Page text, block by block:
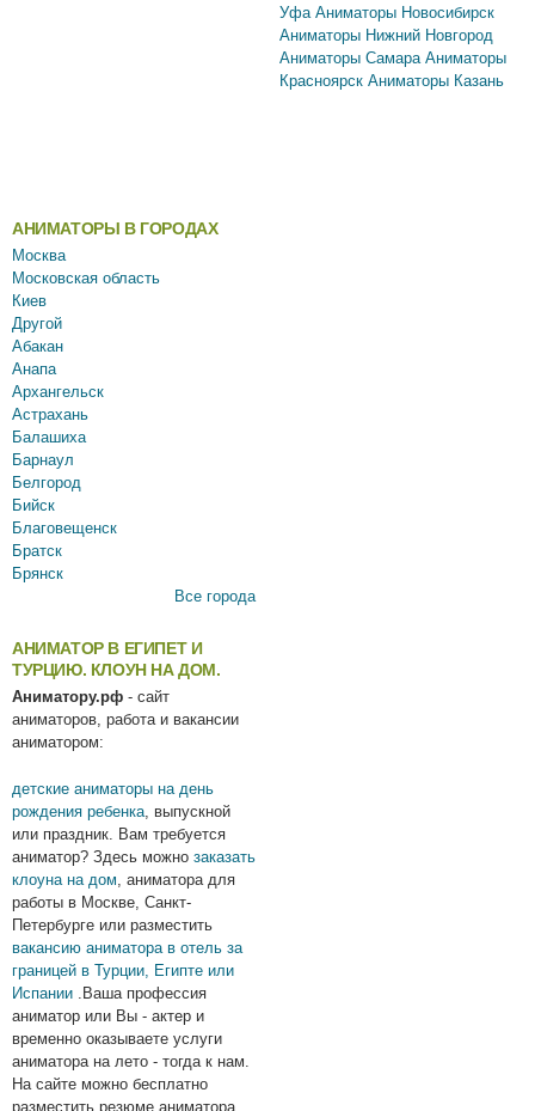
АНИМАТОРЫ В ГОРОДАХ
Москва
Московская область
Киев
Другой
Абакан
Анапа
Архангельск
Астрахань
Балашиха
Барнаул
Белгород
Бийск
Благовещенск
Братск
Брянск
Все города
АНИМАТОР В ЕГИПЕТ И
ТУРЦИЮ. КЛОУН НА ДОМ.
Аниматору.рф - сайт
аниматоров, работа и вакансии
аниматором:
детские аниматоры на день
рождения ребенка , выпускной
или праздник. Вам требуется
аниматор? Здесь можно заказать
клоуна на дом , аниматора для
работы в Москве, Санкт-
Петербурге или разместить
вакансию аниматора в отель за
границей в Турции, Египте или
Испании .Ваша профессия
аниматор или Вы - актер и
временно оказываете услуги
аниматора на лето - тогда к нам.
На сайте можно бесплатно
разместить резюме аниматора
Уфа Аниматоры Новосибирск
Аниматоры Нижний Новгород
Аниматоры Самара Аниматоры
Красноярск Аниматоры Казань